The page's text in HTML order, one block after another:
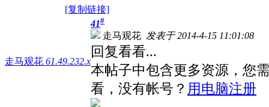
[复制链接]
走马观花 61.49.232.x
41#
走马观花 发表于 2014-4-15 11:01:08
回复看看...
本帖子中包含更多资源，您
看，没有帐号？ 用电脑注册